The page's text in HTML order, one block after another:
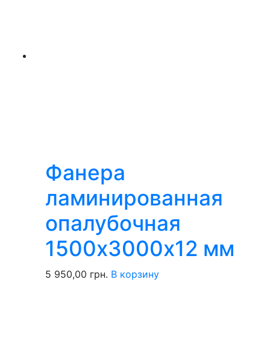
Фанера
ламинированная
опалубочная
1500х3000х12 мм
5 950,00 грн. В корзину